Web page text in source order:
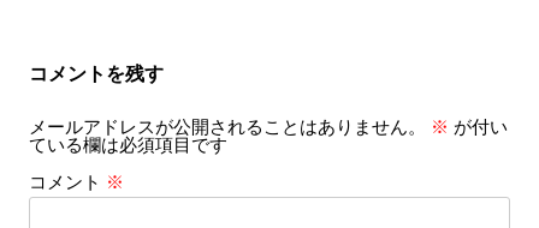
シ
ン
コメントを残す
メールアドレスが公開されることはありません。 ※ が付い
ている欄は必須項目です
コメント ※